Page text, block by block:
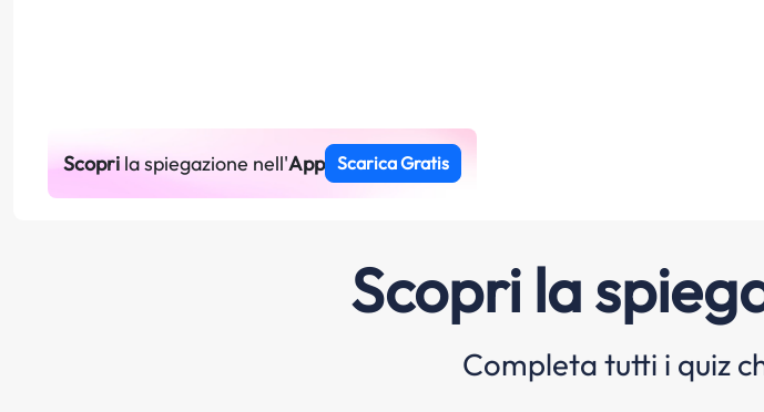
Scoprila spiegazione nell'App Scarica Gratis
Scopri la
Completa tutti i quiz